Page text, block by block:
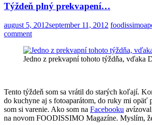
Týždeň plný prekvapení…
august 5, 2012september 11, 2012 foodissimo
comment
Jedno z prekvapní tohoto týždňa, vďaka
Tento týždeň som sa vrátil do starých koľají.
do kuchyne aj s fotoaparátom, do ruky mi opäť
som si varenie. Ako som na Facebooku
na novom FOODISSIMO Magazíne. Myslím,